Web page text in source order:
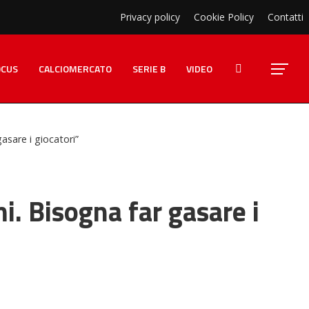
Privacy policy Cookie Policy Contatti
CALCIOMERCATO SERIE B VIDEO
i giocatori”
Bisogna far gasare i